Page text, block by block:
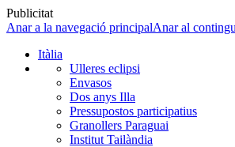
Publicitat
Anar a la navegació principalAnar al
Itàlia
Ulleres eclipsi
Envasos
Dos anys Illa
Pressupostos participatius
Granollers Paraguai
Institut Tailàndia